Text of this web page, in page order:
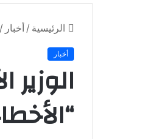
الرئيسية / أخبار /
أخبار